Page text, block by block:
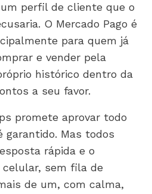
perfil de cliente que o
O Mercado Pago é
para quem já
e vender pela
histórico dentro da
a seu favor.
promete aprovar todo
garantido. Mas todos
rápida e o
celular, sem fila de
de um, com calma,